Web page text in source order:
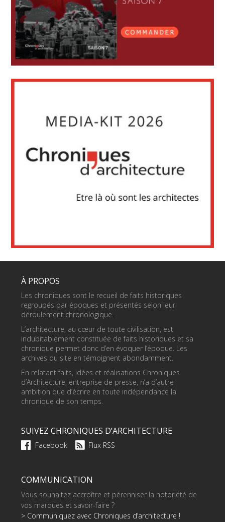
À PROPOS
Les chroniques sont le recueil de faits historiques
regroupés par époques et présentés selon leur
déroulement chronologique.
L’architecture, au cœur de toute civilisation, est
indubitablement constituée de faits historiques et sa
chronique permet donc d’en évoquer l’époque. Les
archives du site en témoignent abondamment.
En relatant faits, idées et réalisations Chroniques
d’Architecture, entreprise de presse, n’a d’autre
ambition que d’écrire en toute indépendance la
chronique de son temps.
SUIVEZ CHRONIQUES D’ARCHITECTURE
Facebook Flux RSS
COMMUNICATION
Vous souhaitez accroître et pérenniser la notoriété de
vos marques et savoir-faire ?
> Communiquez avec Chroniques d’architecture !